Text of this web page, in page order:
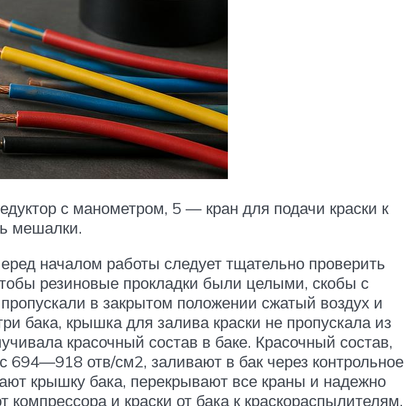
с манометром, 5 — кран для подачи краски к
мешалки.
началом работы следует тщательно проверить
резиновые прокладки были целыми, скобы с
в закрытом положении сжатый воздух и
бака, крышка для залива краски не пропускала из
красочный состав в баке. Красочный состав,
отв/см2, заливают в бак через контрольное
крышку бака, перекрывают все краны и надежно
и краски от бака к краскораспылителям.